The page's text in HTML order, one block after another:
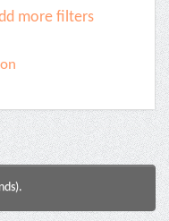
more filters